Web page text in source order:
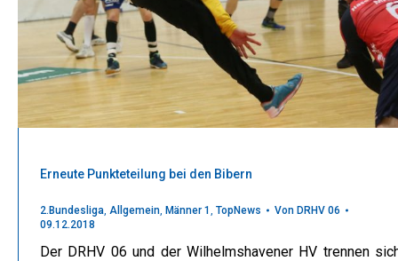
Erneute Punkteteilung bei den Bibern
2.Bundesliga Allgemein Männer 1 TopNews Von DRHV 06
09.12.2018
Der DRHV 06 und der Wilhelmshavener HV trennen